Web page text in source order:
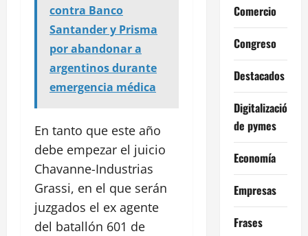
contra Banco
Santander y Prisma
por abandonar a
argentinos durante
emergencia médica
En tanto que este año
debe empezar el juicio
Chavanne-Industrias
Grassi, en el que serán
juzgados el ex agente
del batallón 601 de
Comercio
Congreso
Destacados
Digitalización
de pymes
Economía
Empresas
Frases